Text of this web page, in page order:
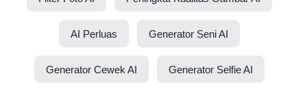
AI Perluas Generator Seni AI
Generator Cewek AI Generator Selfie AI